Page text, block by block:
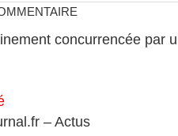
concurrencée par
– Actus